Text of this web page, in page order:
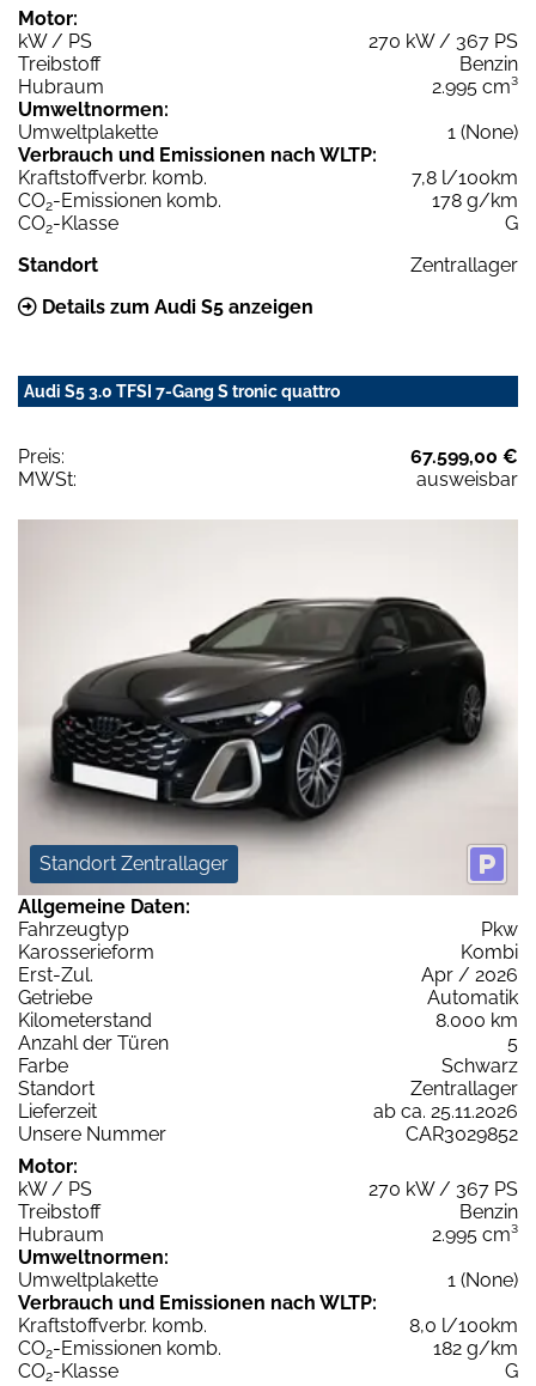
Motor:
kW / PS
270 kW / 367 PS
Treibstoff
Benzin
Hubraum
2.995 cm³
Umweltnormen:
Umweltplakette
1 (None)
Verbrauch und Emissionen nach WLTP:
Kraftstoffverbr. komb.
7,8 l/100km
CO2-Emissionen komb.
178 g/km
CO2-Klasse
G
Standort
Zentrallager
Details zum Audi S5 anzeigen
Audi S5 3.0 TFSI 7-Gang S tronic quattro
Preis:
67.599,00 €
MWSt:
ausweisbar
Standort Zentrallager
Allgemeine Daten:
Fahrzeugtyp
Pkw
Karosserieform
Kombi
Erst-Zul.
Apr / 2026
Getriebe
Automatik
Kilometerstand
8.000 km
Anzahl der Türen
5
Farbe
Schwarz
Standort
Zentrallager
Lieferzeit
ab ca. 25.11.2026
Unsere Nummer
CAR3029852
Motor:
kW / PS
270 kW / 367 PS
Treibstoff
Benzin
Hubraum
2.995 cm³
Umweltnormen:
Umweltplakette
1 (None)
Verbrauch und Emissionen nach WLTP:
Kraftstoffverbr. komb.
8,0 l/100km
CO2-Emissionen komb.
182 g/km
CO2-Klasse
G